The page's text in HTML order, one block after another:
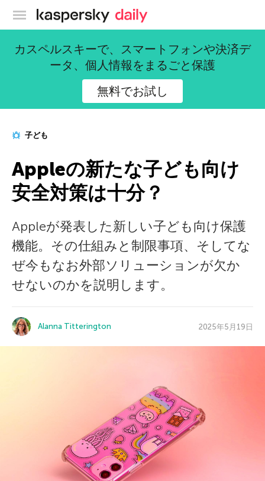
カスペルスキー公式ブログ
カスペルスキーで、スマートフォンや決済デ
ータ、個人情報をまるごと保護
無料でお試し
子ども
Appleの新たな子ども向け
安全対策は十分？
Appleが発表した新しい子ども向け保護
機能。その仕組みと制限事項、そしてな
ぜ今もなお外部ソリューションが欠か
せないのかを説明します。
Alanna Titterington 2025年5月19日